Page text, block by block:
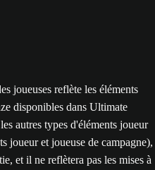
joueuses reflète les éléments
disponibles dans Ultimate
autres types d'éléments joueur
joueur et joueuse de campagne),
et il ne reflètera pas les mises à